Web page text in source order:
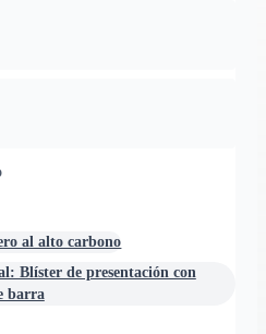
al alto carbono
Blíster de presentación con
barra